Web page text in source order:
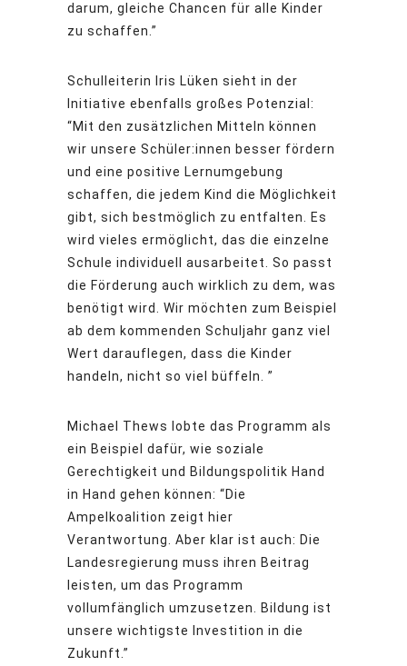
darum, gleiche Chancen für alle Kinder
zu schaffen.”
Schulleiterin Iris Lüken sieht in der
Initiative ebenfalls großes Potenzial:
“Mit den zusätzlichen Mitteln können
wir unsere Schüler:innen besser fördern
und eine positive Lernumgebung
schaffen, die jedem Kind die Möglichkeit
gibt, sich bestmöglich zu entfalten. Es
wird vieles ermöglicht, das die einzelne
Schule individuell ausarbeitet. So passt
die Förderung auch wirklich zu dem, was
benötigt wird. Wir möchten zum Beispiel
ab dem kommenden Schuljahr ganz viel
Wert darauflegen, dass die Kinder
handeln, nicht so viel büffeln. ”
Michael Thews lobte das Programm als
ein Beispiel dafür, wie soziale
Gerechtigkeit und Bildungspolitik Hand
in Hand gehen können: “Die
Ampelkoalition zeigt hier
Verantwortung. Aber klar ist auch: Die
Landesregierung muss ihren Beitrag
leisten, um das Programm
vollumfänglich umzusetzen. Bildung ist
unsere wichtigste Investition in die
Zukunft.”